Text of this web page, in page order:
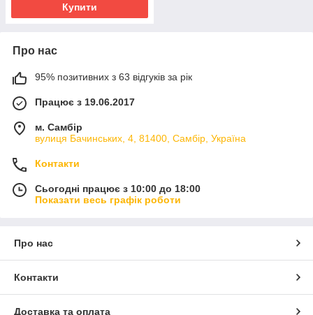
Купити
Про нас
95% позитивних з 63 відгуків за рік
Працює з 19.06.2017
м. Самбір
вулиця Бачинських, 4, 81400, Самбір, Україна
Контакти
Сьогодні працює з 10:00 до 18:00
Показати весь графік роботи
Про нас
Контакти
Доставка та оплата